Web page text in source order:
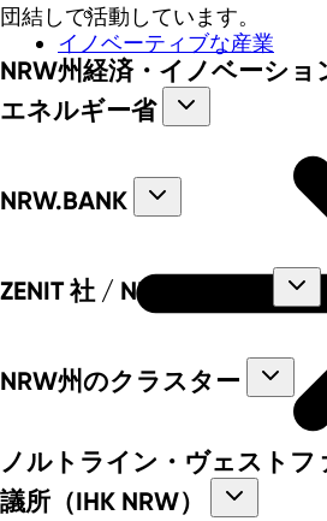
イノベーティブな産業
団結して活動しています。
NRW州経済・イノベーショ
エネルギー省
NRW.BANK
ZENIT 社 / NRW.Europa
NRW州のクラスター
ノルトライン・ヴェストフ
議所（IHK NRW）